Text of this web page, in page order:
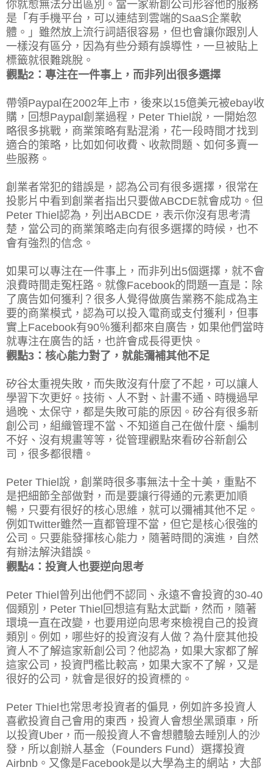
你就愈無法分出區別。當一家新創公司形容他的服務
是「有手機平台，可以連結到雲端的SaaS企業軟
體。」雖然放上流行詞語很容易，但也會讓你跟別人
一樣沒有區分，因為有些分類有誤導性，一旦被貼上
標籤就很難跳脫。
觀點2：專注在一件事上，而非列出很多選擇
帶領Paypal在2002年上市，後來以15億美元被ebay收
購，回想Paypal創業過程，Peter Thiel說，一開始忽
略很多挑戰，商業策略有點混淆，花一段時間才找到
適合的策略，比如如何收費、收款問題、如何多賣一
些服務。
創業者常犯的錯誤是，認為公司有很多選擇，很常在
投影片中看到創業者指出只要做ABCDE就會成功。但
Peter Thiel認為，列出ABCDE，表示你沒有思考清
楚，當公司的商業策略走向有很多選擇的時候，也不
會有強烈的信念。
如果可以專注在一件事上，而非列出5個選擇，就不會
浪費時間走冤枉路。就像Facebook的問題一直是：除
了廣告如何獲利？很多人覺得做廣告業務不能成為主
要的商業模式，認為可以投入電商或支付獲利，但事
實上Facebook有90％獲利都來自廣告，如果他們當時
就專注在廣告的話，也許會成長得更快。
觀點3：核心能力對了，就能彌補其他不足
矽谷太重視失敗，而失敗沒有什麼了不起，可以讓人
學習下次更好。技術、人不對、計畫不通、時機過早
過晚、太保守，都是失敗可能的原因。矽谷有很多新
創公司，組織管理不當、不知道自己在做什麼、編制
不好、沒有規畫等等，從管理觀點來看矽谷新創公
司，很多都很糟。
Peter Thiel說，創業時很多事無法十全十美，重點不
是把細節全部做對，而是要讓行得通的元素更加順
暢，只要有很好的核心思維，就可以彌補其他不足。
例如Twitter雖然一直都管理不當，但它是核心很強的
公司。只要能發揮核心能力，隨著時間的演進，自然
有辦法解決錯誤。
觀點4：投資人也要逆向思考
Peter Thiel曾列出他們不認同、永遠不會投資的30-40
個類別，Peter Thiel回想這有點太武斷，然而，隨著
環境一直在改變，也要用逆向思考來檢視自己的投資
類別。例如，哪些好的投資沒有人做？為什麼其他投
資人不了解這家新創公司？他認為，如果大家都了解
這家公司，投資門檻比較高，如果大家不了解，又是
很好的公司，就會是很好的投資標的。
Peter Thiel也常思考投資者的偏見，例如許多投資人
喜歡投資自己會用的東西，投資人會想坐黑頭車，所
以投資Uber，而一般投資人不會想體驗去睡別人的沙
發，所以創辦人基金（Founders Fund）選擇投資
Airbnb。又像是Facebook是以大學為主的網站，大部